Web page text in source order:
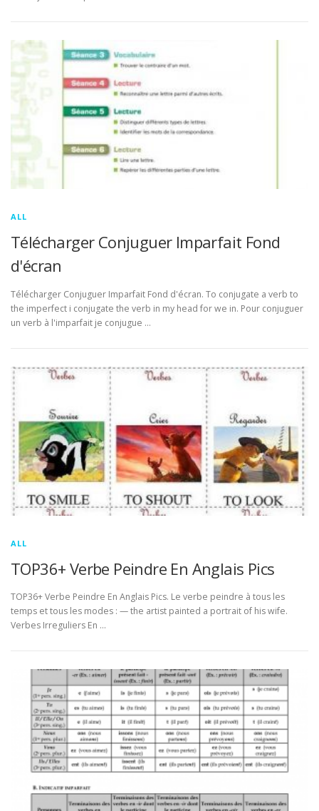
ALL
Télécharger Conjuguer Imparfait Fond
d'écran
Télécharger Conjuguer Imparfait Fond d'écran. To conjugate a verb to
the imperfect i conjugate the verb in my head for we in. Pour conjuguer
un verb à l'imparfait je conjugue …
ALL
TOP36+ Verbe Peindre En Anglais Pics
TOP36+ Verbe Peindre En Anglais Pics. Le verbe peindre à tous les
temps et tous les modes : — the artist painted a portrait of his wife.
Verbes Irreguliers En …